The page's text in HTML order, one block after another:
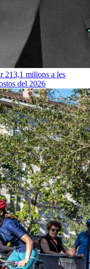
213,1 milions a les
del 2026